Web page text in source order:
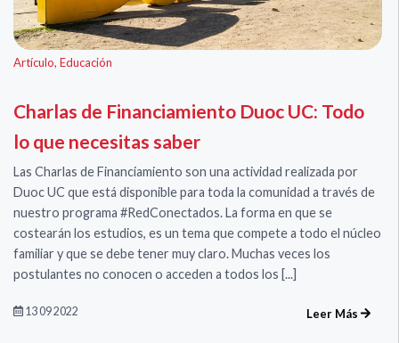
Artículo, Educación
Charlas de Financiamiento Duoc UC: Todo
lo que necesitas saber
Las Charlas de Financiamiento son una actividad realizada por
Duoc UC que está disponible para toda la comunidad a través de
nuestro programa #RedConectados. ​​​​​​​La forma en que se
costearán los estudios, es un tema que compete a todo el núcleo
familiar y que se debe tener muy claro. Muchas veces los
postulantes no conocen o acceden a todos los [...]
13 09 2022 Leer Más